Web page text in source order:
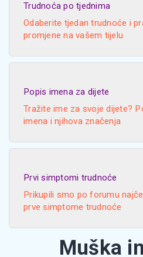
Trudnoća po tjednima
Odaberite tjedan trudnoće i
promjene na vašem tijelu
Popis imena za dijete
Tražite ime za svoje dijete?
imena i njihova značenja
Prvi simptomi trudnoće
Prikupili smo po forumu
prve simptome trudnoće
Muška